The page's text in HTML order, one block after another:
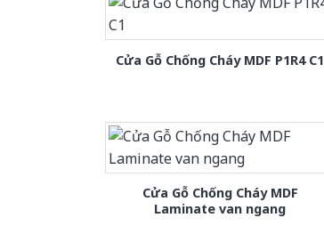
Cửa Gỗ Chống Cháy MDF P1R4 C1
Cửa Gỗ Chống Cháy MDF
Laminate van ngang